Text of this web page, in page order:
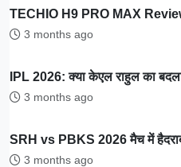
TECHIO H9 PRO MAX
3 months ago
IPL 2026: क्या केएल राहुल का
3 months ago
SRH vs PBKS 2026 मैच में
3 months ago